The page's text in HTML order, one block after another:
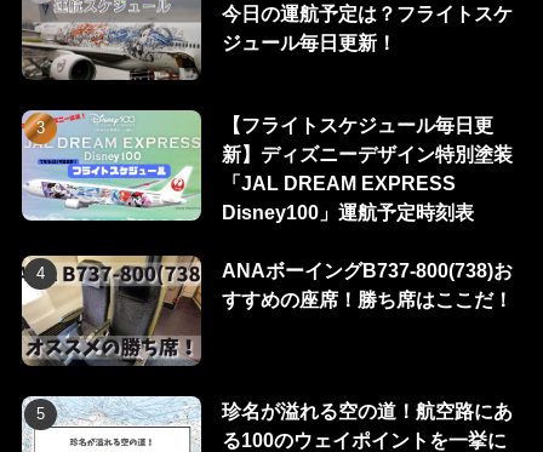
今日の運航予定は？フライトスケ
ジュール毎日更新！
【フライトスケジュール毎日更
新】ディズニーデザイン特別塗装
「JAL DREAM EXPRESS
Disney100」運航予定時刻表
ANAボーイングB737-800(738)お
すすめの座席！勝ち席はここだ！
珍名が溢れる空の道！航空路にあ
る100のウェイポイントを一挙に